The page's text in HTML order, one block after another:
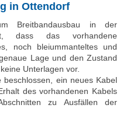
in Ottendorf
Breitbandausbau in der
dass das vorhandene
noch bleiummanteltes und
Lage und den Zustand
Unterlagen vor.
ein neues Kabel
des vorhandenen Kabels
zu Ausfällen der